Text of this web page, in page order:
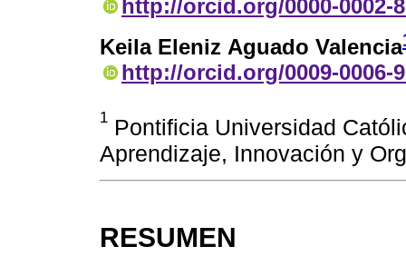
http://orcid.org/0000-0002-
Keila Eleniz Aguado Valencia
http://orcid.org/0009-0006-
1 Pontificia Universidad
Aprendizaje, Innovación y
RESUMEN